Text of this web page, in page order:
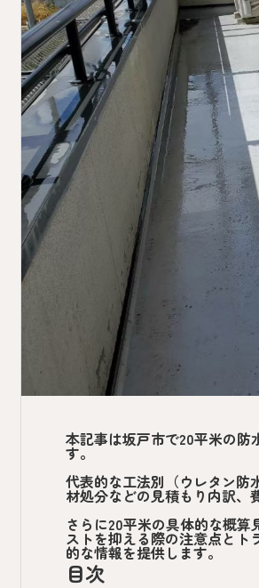
本記事は坂戸市で20平米の防
す。
代表的な工法別（ウレタン防
材処分などの見積もり内訳、
さらに20平米の具体的な概
ストを抑える際の注意点とト
的な情報を提供します。
目次